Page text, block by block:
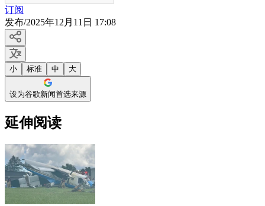
订阅
发布/2025年12月11日 17:08
小 标准 中 大
设为谷歌新闻首选来源
延伸阅读